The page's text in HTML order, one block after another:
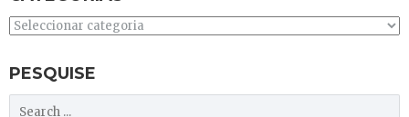
Categorias
PESQUISE